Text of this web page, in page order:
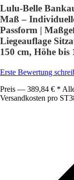
Lulu-Belle
Maß –
Passform |
Liegeauflage
150 cm, Höhe bis
Erste Bewertung
Preis — 389,84 € *
Versandkosten pro ST